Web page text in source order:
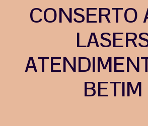
CONSERTO
BETIM